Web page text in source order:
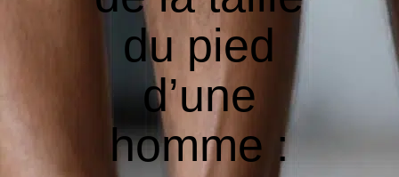
du pied
d’une
homme :